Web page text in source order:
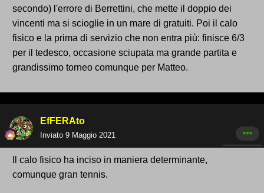
secondo) l'errore di Berrettini, che mette il doppio dei
vincenti ma si scioglie in un mare di gratuiti. Poi il calo
fisico e la prima di servizio che non entra più: finisce 6/3
per il tedesco, occasione sciupata ma grande partita e
grandissimo torneo comunque per Matteo.
EfFERAto
Inviato 9 Maggio 2021
Il calo fisico ha inciso in maniera determinante,
comunque gran tennis.